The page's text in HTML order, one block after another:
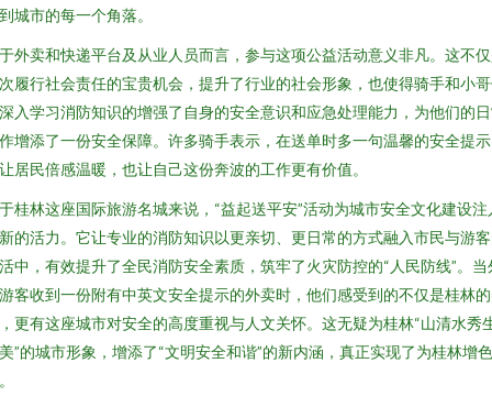
城市的每一个角落。
外卖和快递平台及从业人员而言，参与这项公益活动意义非凡。这不
履行社会责任的宝贵机会，提升了行业的社会形象，也使得骑手和小
入学习消防知识的增强了自身的安全意识和应急处理能力，为他们的
增添了一份安全保障。许多骑手表示，在送单时多一句温馨的安全提
居民倍感温暖，也让自己这份奔波的工作更有价值。
桂林这座国际旅游名城来说，“益起送平安”活动为城市安全文化建设注
的活力。它让专业的消防知识以更亲切、更日常的方式融入市民与游
中，有效提升了全民消防安全素质，筑牢了火灾防控的“人民防线”。当
客收到一份附有中英文安全提示的外卖时，他们感受到的不仅是桂林
更有这座城市对安全的高度重视与人文关怀。这无疑为桂林“山清水秀
”的城市形象，增添了“文明安全和谐”的新内涵，真正实现了为桂林增